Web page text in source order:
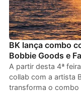
BK lança combo
Bobbie Goods e
A partir desta 4ª
collab com a artista
transforma o combo